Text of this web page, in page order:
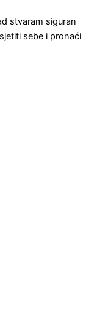
stvaram siguran
sebe i pronaći